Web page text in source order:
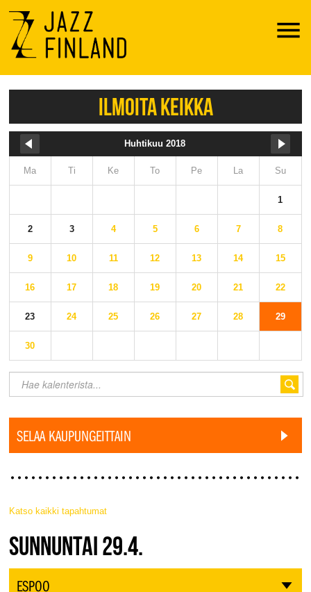
Menu
ILMOITA KEIKKA
Huhtikuu 2018
Ma Ti Ke To Pe La Su
1
2 3 4 5 6 7 8
9 10 11 12 13 14 15
16 17 18 19 20 21 22
23 24 25 26 27 28 29
30
SELAA KAUPUNGEITTAIN
Katso kaikki tapahtumat
JAZZ FINLAND LIVE
SUNNUNTAI 29.4.
ESPOO